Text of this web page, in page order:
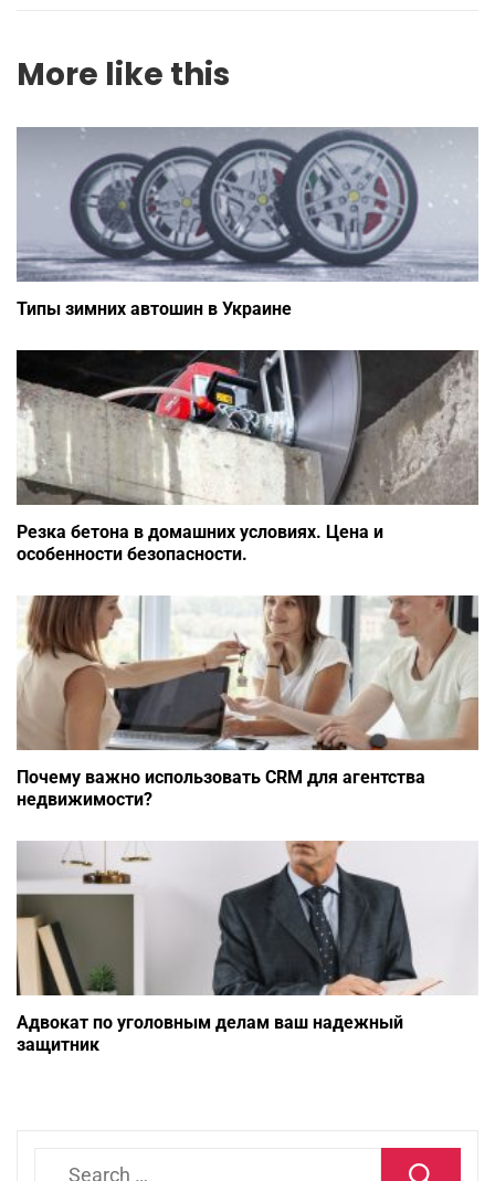
More like this
Типы зимних автошин в Украине
Резка бетона в домашних условиях. Цена и
особенности безопасности.
Почему важно использовать CRM для агентства
недвижимости?
Адвокат по уголовным делам ваш надежный
защитник